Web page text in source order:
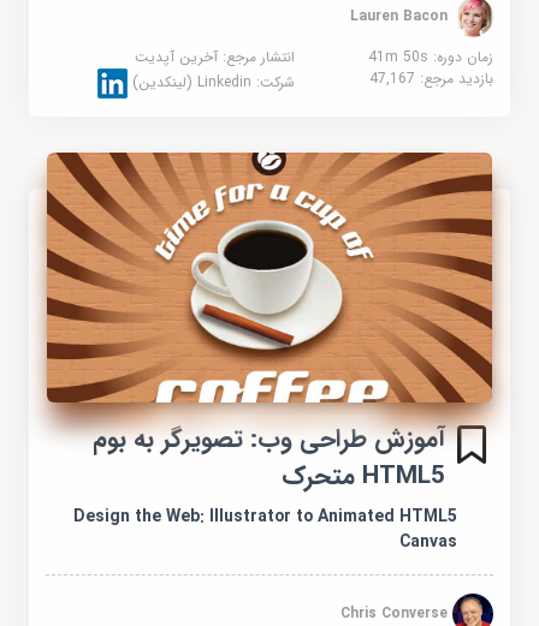
Lauren Bacon
زمان دوره: 41m 50s
انتشار مرجع:آخرین آپدیت
بازدید مرجع:47,167 شرکت:Linkedin (لینکدین)
آموزش طراحی وب: تصویرگر به بوم
HTML5 متحرک
Design the Web: Illustrator to Animated HTML5
Canvas
Chris Converse